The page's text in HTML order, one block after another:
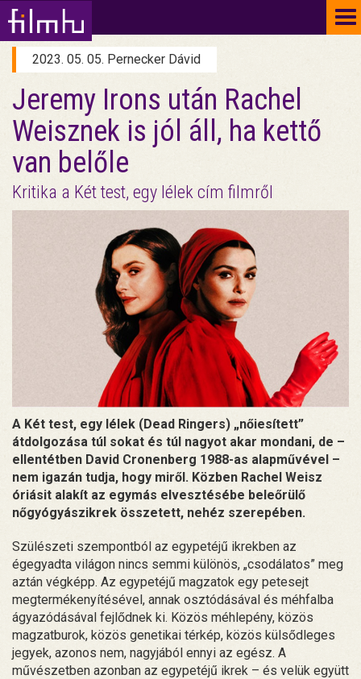
2023. 05. 05. Pernecker Dávid
Jeremy Irons után Rachel
Weisznek is jól áll, ha kettő
van belőle
Kritika a Két test, egy lélek cím filmről
A Két test, egy lélek (Dead Ringers) „nőiesített”
átdolgozása túl sokat és túl nagyot akar mondani, de –
ellentétben David Cronenberg 1988-as alapművével –
nem igazán tudja, hogy miről. Közben Rachel Weisz
óriásit alakít az egymás elvesztésébe beleőrülő
nőgyógyászikrek összetett, nehéz szerepében.
Szülészeti szempontból az egypetéjű ikrekben az
égegyadta világon nincs semmi különös, „csodálatos” meg
aztán végképp. Az egypetéjű magzatok egy petesejt
megtermékenyítésével, annak osztódásával és méhfalba
ágyazódásával fejlődnek ki. Közös méhlepény, közös
magzatburok, közös genetikai térkép, közös külsődleges
jegyek, azonos nem, nagyjából ennyi az egész. A
művészetben azonban az egypetéjű ikrek – és velük együtt